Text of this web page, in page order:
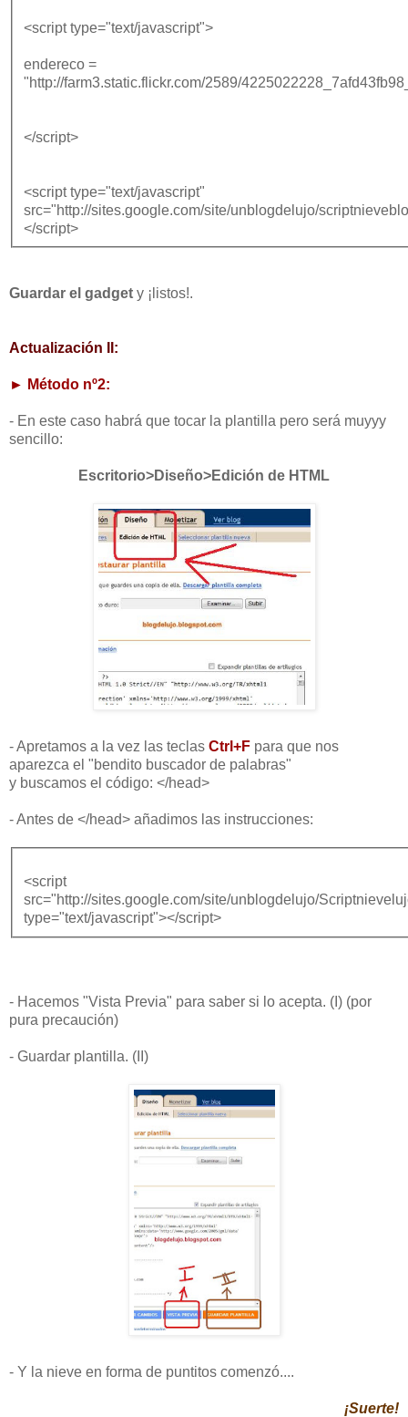
<script type="text/javascript">
endereco =
"http://farm3.static.flickr.com/2589/
</script>
<script type="text/javascript"
src="http://sites.google.com/site/unblogdelujo/
</script>
Guardar el gadget y ¡listos!.
Actualización II:
► Método nº2:
- En este caso habrá que tocar la plantilla pero será muyyy
sencillo:
Escritorio>Diseño>Edición de HTML
- Apretamos a la vez las teclas Ctrl+F para que nos
aparezca el "bendito buscador de palabras"
y buscamos el código: </head>
- Antes de </head> añadimos las instrucciones:
<script
src="http://sites.google.com/site/unblogdelujo/
type="text/javascript"></script>
- Hacemos "Vista Previa" para saber si lo acepta. (I) (por
pura precaución)
- Guardar plantilla. (II)
- Y la nieve en forma de puntitos comenzó....
¡Suerte!